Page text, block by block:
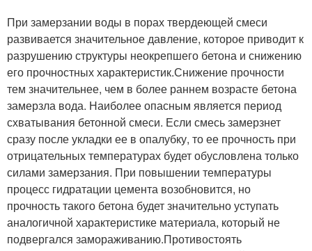
При замерзании воды в порах твердеющей смеси
развивается значительное давление, которое приводит к
разрушению структуры неокрепшего бетона и снижению
его прочностных характеристик.Снижение прочности
тем значительнее, чем в более раннем возрасте бетона
замерзла вода. Наиболее опасным является период
схватывания бетонной смеси. Если смесь замерзнет
сразу после укладки ее в опалубку, то ее прочность при
отрицательных температурах будет обусловлена только
силами замерзания. При повышении температуры
процесс гидратации цемента возобновится, но
прочность такого бетона будет значительно уступать
аналогичной характеристике материала, который не
подвергался замораживанию.Противостоять